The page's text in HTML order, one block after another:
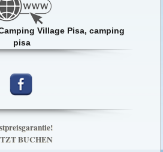
Village Pisa, camping
pisa
BUCHEN